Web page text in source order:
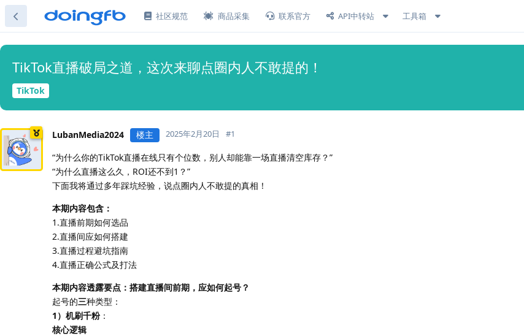
社区规范 商品采集 联系官方 API中转站 工具箱
TikTok
TikTok直播破局之道，这次来聊点圈内人不敢提的！
LubanMedia2024 楼主 2025年2月20日 #1
“为什么你的TikTok直播在线只有个位数，别人却能靠一场直播清空库存？”
“为什么直播这么久，ROI还不到1？”
下面我将通过多年踩坑经验，说点圈内人不敢提的真相！
本期内容包含：
1.直播前期如何选品
2.直播间应如何搭建
3.直播过程避坑指南
4.直播正确公式及打法
本期内容透露要点：搭建直播间前期，应如何起号？
起号的三种类型：
1）机刷千粉：
核心逻辑